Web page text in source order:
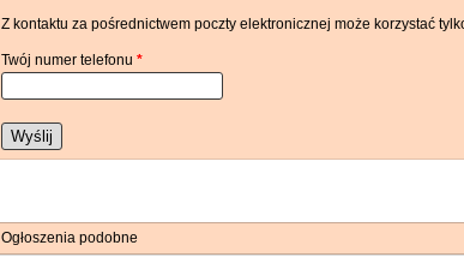
Z kontaktu za pośrednictwem poczty elektronicznej może korzystać
Twój numer telefonu *
Wyślij
Ogłoszenia podobne